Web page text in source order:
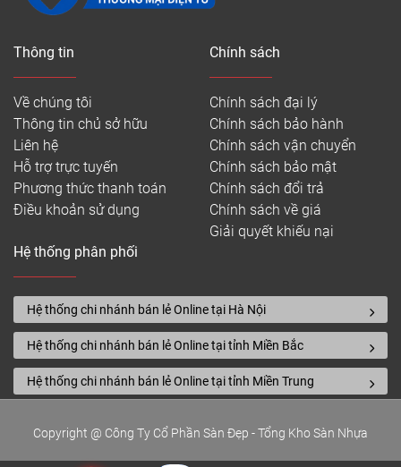
Thông tin
Về chúng tôi
Thông tin chủ sở hữu
Liên hệ
Hỗ trợ trực tuyến
Phương thức thanh toán
Điều khoản sử dụng
Chính sách
Chính sách đại lý
Chính sách bảo hành
Chính sách vận chuyển
Chính sách bảo mật
Chính sách đổi trả
Chính sách về giá
Giải quyết khiếu nại
Hệ thống phân phối
Hệ thống chi nhánh bán lẻ Online tại Hà Nội
Hệ thống chi nhánh bán lẻ Online tại tỉnh Miền Bắc
Hệ thống chi nhánh bán lẻ Online tại tỉnh Miền Trung
Copyright @ Công Ty Cổ Phần Sàn Đẹp - Tổng Kho Sàn Nhựa